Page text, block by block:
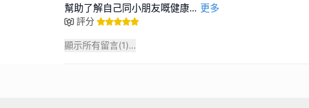
幫助了解自己同小朋友嘅健康... 更多
評分
顯示所有留言(1)...